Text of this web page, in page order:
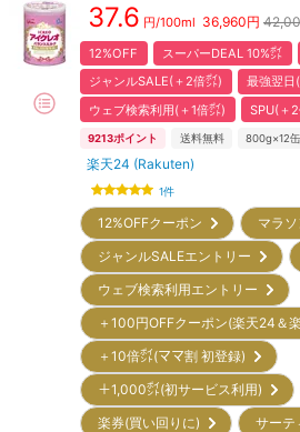
37.6 円/100ml 36,960円
12%OFF スーパーDEAL 10%㌽
ジャンルSALE(＋2倍㌽)
最強翌日
ウェブ検索利用(＋1倍㌽)
SPU(＋
9213ポイント 送料無料 800g×12
楽天24 (Rakuten)
1件
12%OFFクーポン
マラ
ジャンルSALEエントリー
ウェブ検索利用エントリー
＋100円OFFクーポン(楽天24
＋10倍㌽(ママ割 初登録)
＋1,000㌽(初サービス利用)
楽券(買い回りに)
サー